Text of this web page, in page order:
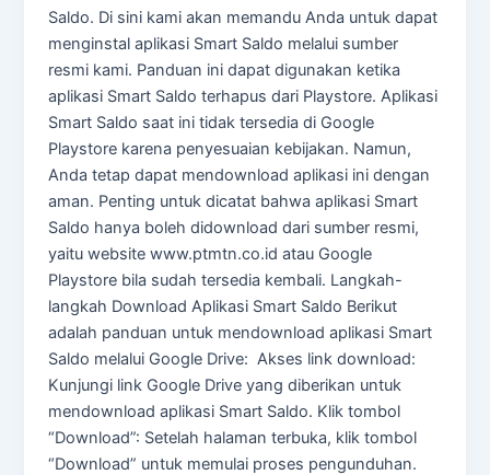
Saldo. Di sini kami akan memandu Anda untuk dapat
menginstal aplikasi Smart Saldo melalui sumber
resmi kami. Panduan ini dapat digunakan ketika
aplikasi Smart Saldo terhapus dari Playstore. Aplikasi
Smart Saldo saat ini tidak tersedia di Google
Playstore karena penyesuaian kebijakan. Namun,
Anda tetap dapat mendownload aplikasi ini dengan
aman. Penting untuk dicatat bahwa aplikasi Smart
Saldo hanya boleh didownload dari sumber resmi,
yaitu website www.ptmtn.co.id atau Google
Playstore bila sudah tersedia kembali. Langkah-
langkah Download Aplikasi Smart Saldo Berikut
adalah panduan untuk mendownload aplikasi Smart
Saldo melalui Google Drive: Akses link download:
Kunjungi link Google Drive yang diberikan untuk
mendownload aplikasi Smart Saldo. Klik tombol
“Download”: Setelah halaman terbuka, klik tombol
“Download” untuk memulai proses pengunduhan.